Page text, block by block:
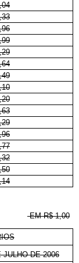
EM R$ 1,00
DE 2006